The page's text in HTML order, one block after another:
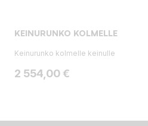
KEINURUNKO KOLMELLE
Keinurunko kolmelle keinulle
Hinta
2 554,00 €